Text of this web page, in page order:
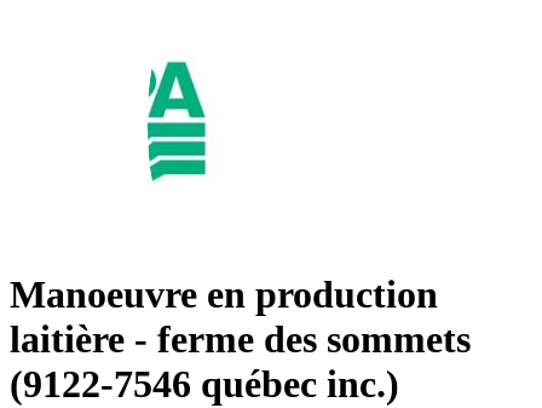
Manoeuvre en production
laitière - ferme des sommets
(9122-7546 québec inc.)